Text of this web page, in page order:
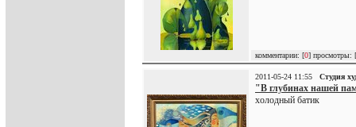
комментарии: [0] просмотры: [
2011-05-24 11:55 Студия
"В глубинах нашей
холодный батик